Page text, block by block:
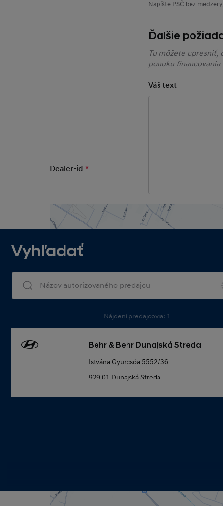
Napíšte PSČ bez
Ďalšie
Tu môžete upresniť,
ponuku financovania
Váš text
Dealer-id*
Vyhľadať
Dealers Search
Nájdení predajcovia: 1
Behr & Behr Dunajská Streda
Istvána Gyurcsóa 5552/36
929 01 Dunajská Streda